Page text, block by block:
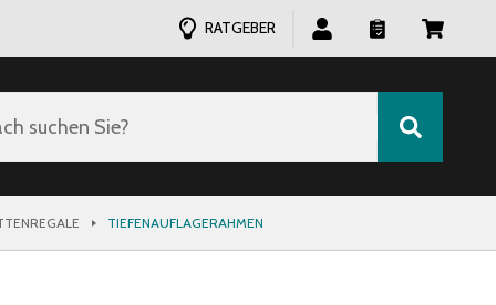
RATGEBER
suchen Sie?
TIEFENAUFLAGERAHMEN